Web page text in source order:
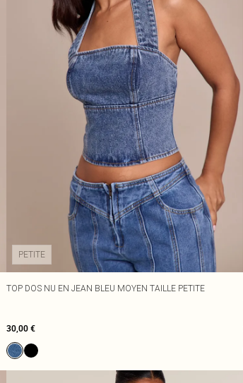
PETITE
TOP DOS NU EN JEAN BLEU MOYEN TAILLE PETITE
30,00 €